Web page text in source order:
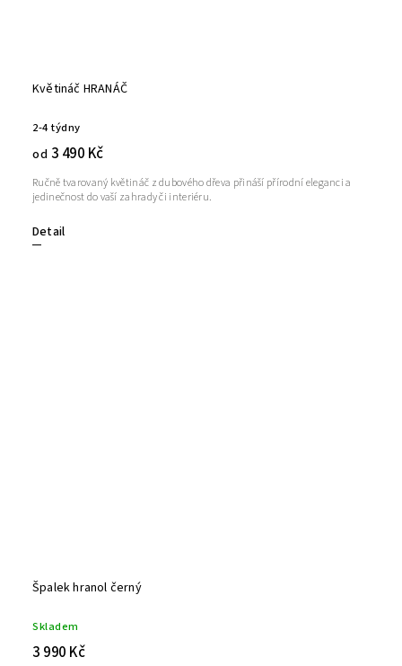
Květináč HRANÁČ
2-4 týdny
od 3 490 Kč
Detail
Ručně tvarovaný květináč z dubového dřeva přináší přírodní eleganci a
jedinečnost do vaší zahrady či interiéru.
Špalek hranol černý
Skladem
3 990 Kč